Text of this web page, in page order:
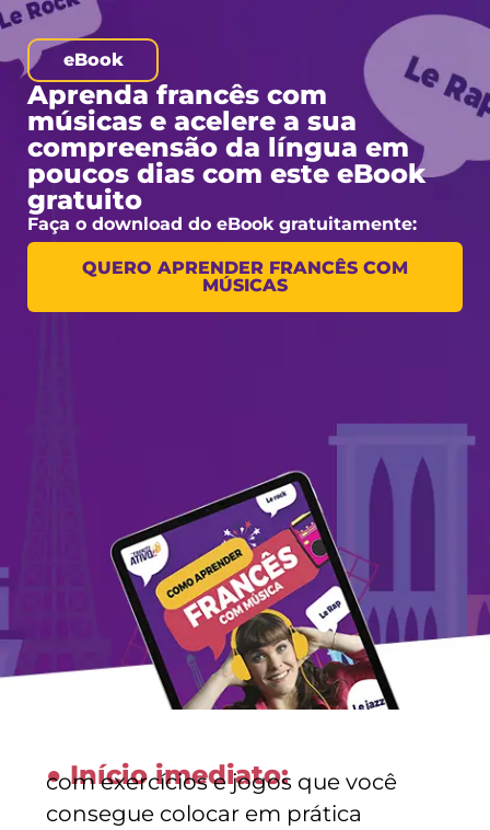
eBook
Aprenda francês com
músicas e acelere a sua
compreensão da língua em
poucos dias com este eBook
gratuito
Faça o download do eBook gratuitamente:
QUERO APRENDER FRANCÊS COM
MÚSICAS
● Início imediato:
comexercícios e jogos que você
consegue colocar em prática